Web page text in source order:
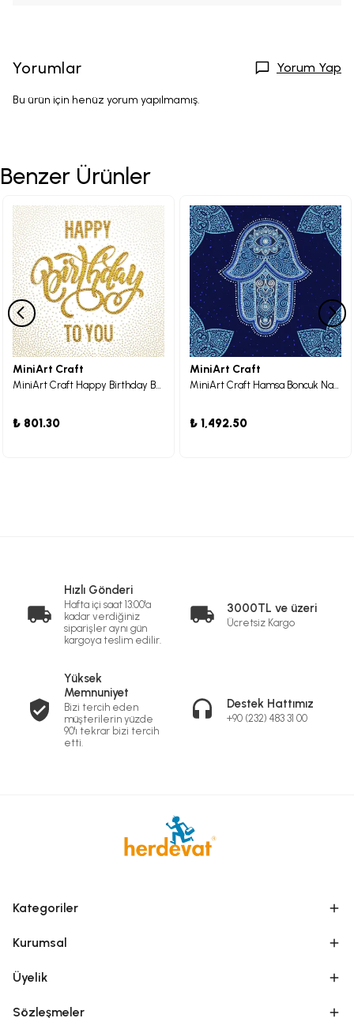
Yorumlar Yorum Yap
Bu ürün için henüz yorum yapılmamış.
Benzer Ürünler
MiniArt Craft
MiniArt Craft Happy Birthday Boncuk Nakış Seti
₺ 801.30
MiniArt Craft
MiniArt Craft Hamsa Boncuk Nakış Seti
₺ 1,492.50
Hızlı Gönderi
Hafta içi saat 13:00'a
kadar verdiğiniz
siparişler aynı gün
kargoya teslim edilir.
3000TL ve üzeri
Ücretsiz Kargo
Yüksek
Memnuniyet
Bizi tercih eden
müşterilerin yüzde
90'ı tekrar bizi tercih
etti.
Destek Hattımız
+90 (232) 483 31 00
Kategoriler
Kurumsal
Üyelik
Sözleşmeler